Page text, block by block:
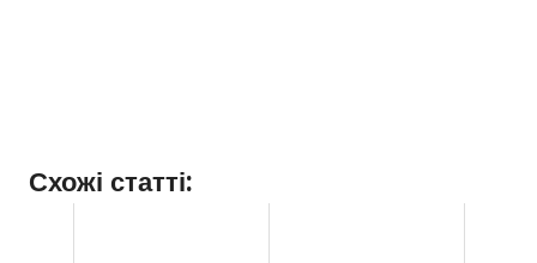
Схожі статті: